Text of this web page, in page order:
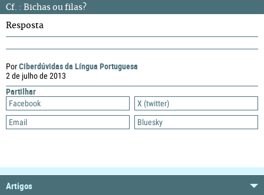
Cf. : Bichas ou filas?
PorCiberdúvidas da Língua Portuguesa
2 de julho de 2013
Partilhar
Facebook
X (twitter)
Email
Bluesky
Resposta
Artigos